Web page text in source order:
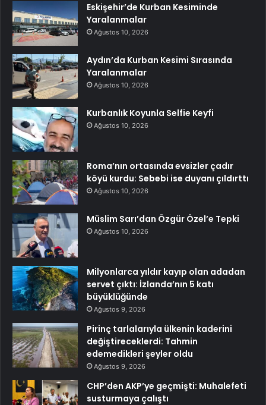
Eskişehir’de Kurban Kesiminde
Yaralanmalar
Ağustos 10, 2026
Aydın’da Kurban Kesimi Sırasında
Yaralanmalar
Ağustos 10, 2026
Kurbanlık Koyunla Selfie Keyfi
Ağustos 10, 2026
Roma’nın ortasında evsizler çadır
köyü kurdu: Sebebi ise duyanı çıldırttı
Ağustos 10, 2026
Müslim Sarı’dan Özgür Özel’e Tepki
Ağustos 10, 2026
Milyonlarca yıldır kayıp olan adadan
servet çıktı: İzlanda’nın 5 katı
büyüklüğünde
Ağustos 9, 2026
Pirinç tarlalarıyla ülkenin kaderini
değiştireceklerdi: Tahmin
edemedikleri şeyler oldu
Ağustos 9, 2026
CHP’den AKP’ye geçmişti: Muhalefeti
susturmaya çalıştı